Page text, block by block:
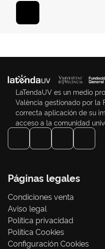
LaTendaUV es un medio
València gestionado por la
correcta aplicación de su
acceso a la comunidad
Páginas legales
Condiciones venta
Aviso legal
Política privacidad
Política Cookies
Configuración Cookies